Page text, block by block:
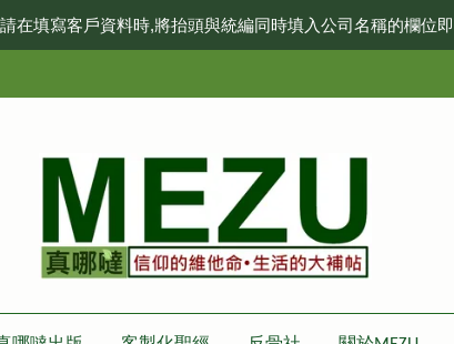
在填寫客戶資料時,將抬頭與統編同時填入公司名稱的欄位